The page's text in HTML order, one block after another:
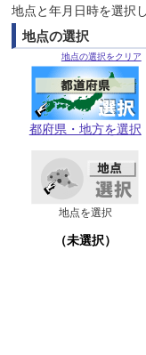
地点と年月日時を選択
地点の選択
地点の選択をクリア
都府県・地方を選択
地点を選択
（未選択）